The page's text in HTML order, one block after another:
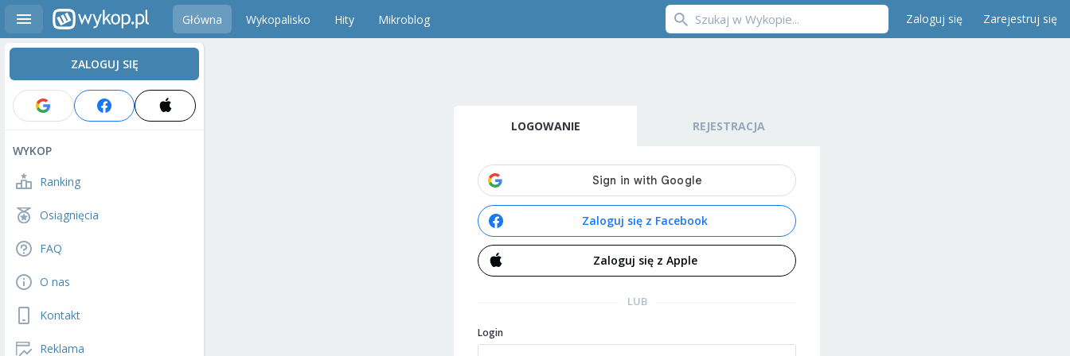
Główna Wykopalisko Hity Mikroblog Zaloguj się Zarejestruj się
ZALOGUJ SIĘ
WYKOP
Ranking
Osiągnięcia
FAQ
O nas
Kontakt
Reklama
LOGOWANIE REJESTRACJA
Zaloguj się z Facebook
Zaloguj się z Apple
LUB
Login